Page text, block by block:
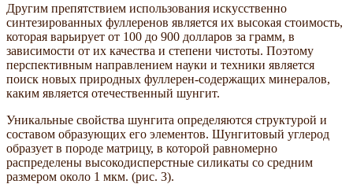
Другим препятствием использования искусственно
синтезированных фуллеренов является их высокая стоимость,
которая варьирует от 100 до 900 долларов за грамм, в
зависимости от их качества и степени чистоты. Поэтому
перспективным направлением науки и техники является
поиск новых природных фуллерен-содержащих минералов,
каким является отечественный шунгит.
Уникальные свойства шунгита определяются структурой и
составом образующих его элементов. Шунгитовый углерод
образует в породе матрицу, в которой равномерно
распределены высокодисперстные силикаты со средним
размером около 1 мкм. (рис. 3).